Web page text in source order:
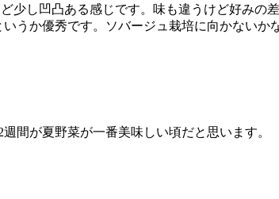
少し凹凸ある感じです。味も違うけど好みの
うか優秀です。ソバージュ栽培に向かない
間が夏野菜が一番美味しい頃だと思います。